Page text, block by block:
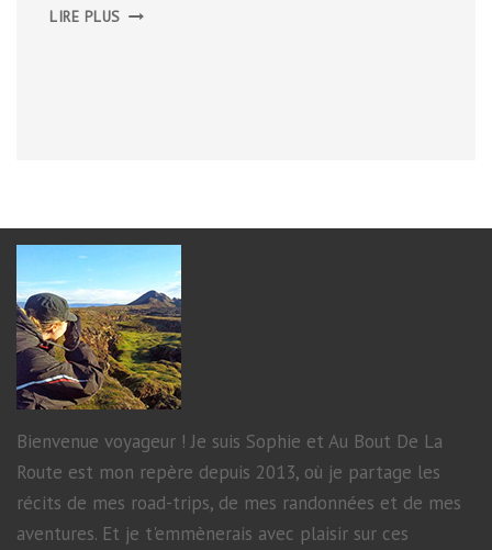
LIRE PLUS JUILLET
Bienvenue voyageur ! Je suis Sophie et Au Bout De La
Route est mon repère depuis 2013, où je partage les
récits de mes road-trips, de mes randonnées et de mes
aventures. Et je t'emmènerais avec plaisir sur ces